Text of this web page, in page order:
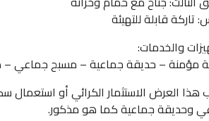
تاركة قابلة للتهيئة
والخدمات:
مؤمنة – حديقة جماعية – مسبح جماعي
وحديقة جماعية كما هو مذكور.